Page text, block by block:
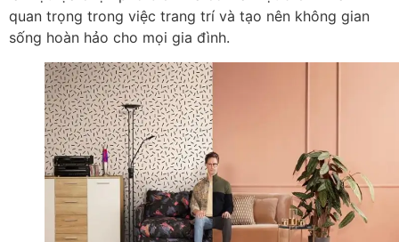
quan trọng trong việc trang trí và tạo nên không gian
sống hoàn hảo cho mọi gia đình.